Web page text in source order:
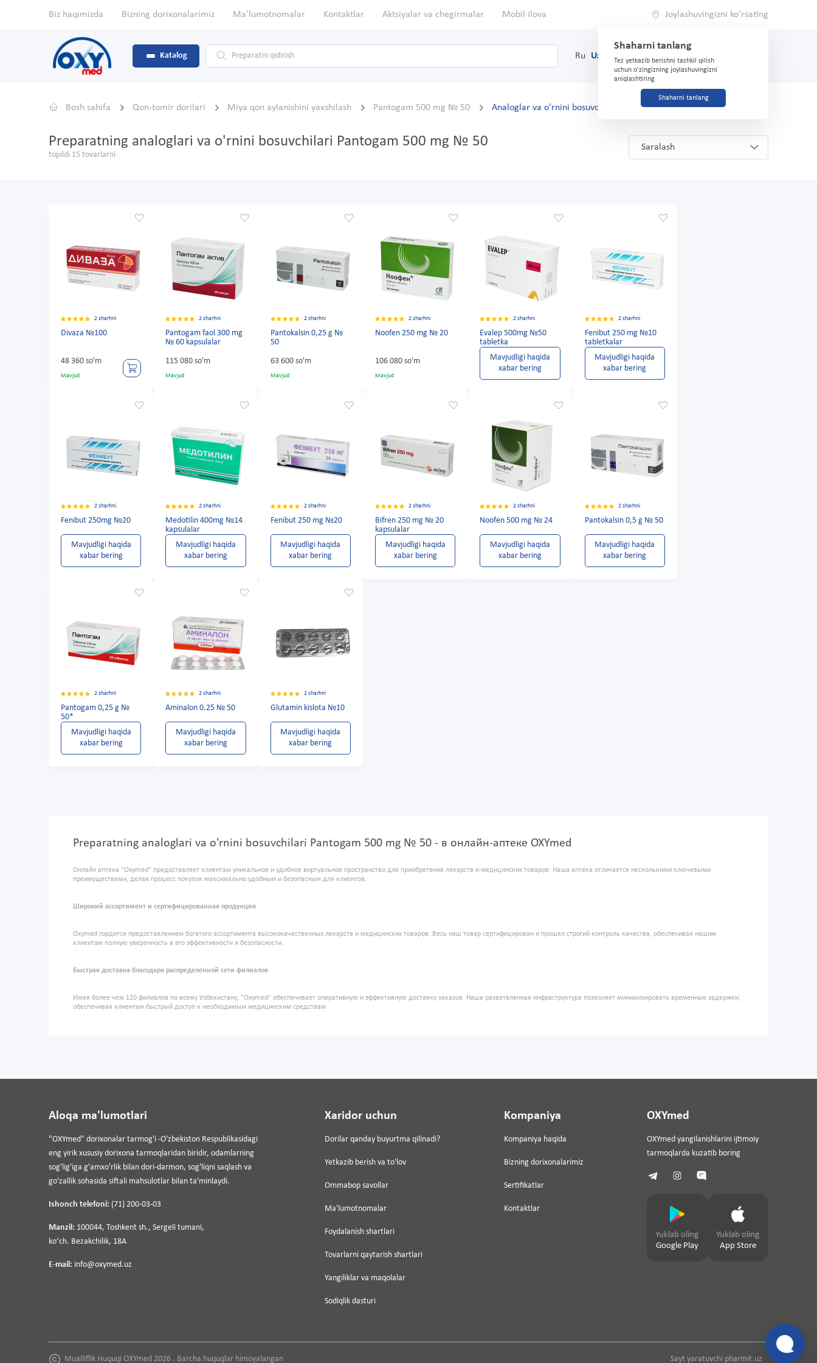
Biz haqimizda Bizning dorixonalarimiz Ma'lumotnomalar Kontaktlar Aktsiyalar va chegirmalar Mobil ilova Joylashuvingizni ko'rsating
Shaharni tanlang
Tez yetkazib berishni tashkil qilish
uchun o'zingizning joylashuvingizni
aniqlashtiring
Shaharni tanlang
Katalog Ru Uz (71) 200-03-03
Bosh sahifa Qon-tomir dorilari Miya qon aylanishini yaxshilash Pantogam 500 mg № 50 Analoglar va o'rnini bosuvchilar
Preparatning analoglari va o'rnini bosuvchilari Pantogam 500 mg № 50
topildi 15 tovarlarni
Saralash
2 sharhni
Divaza №100
48 360 so'm
Mavjud
2 sharhni
Pantogam faol 300 mg
№ 60 kapsulalar
115 080 so'm
Mavjud
2 sharhni
Pantokalsin 0,25 g №
50
63 600 so'm
Mavjud
2 sharhni
Noofen 250 mg № 20
106 080 so'm
Mavjud
2 sharhni
Evalep 500mg №50
tabletka
Mavjudligi haqida
xabar bering
2 sharhni
Fenibut 250 mg №10
tabletkalar
Mavjudligi haqida
xabar bering
2 sharhni
Fenibut 250mg №20
Mavjudligi haqida
xabar bering
2 sharhni
Medotilin 400mg №14
kapsulalar
Mavjudligi haqida
xabar bering
2 sharhni
Fenibut 250 mg №20
Mavjudligi haqida
xabar bering
2 sharhni
Bifren 250 mg № 20
kapsulalar
Mavjudligi haqida
xabar bering
2 sharhni
Noofen 500 mg № 24
Mavjudligi haqida
xabar bering
2 sharhni
Pantokalsin 0,5 g № 50
Mavjudligi haqida
xabar bering
2 sharhni
Pantogam 0,25 g №
50*
Mavjudligi haqida
xabar bering
2 sharhni
Aminalon 0.25 № 50
Mavjudligi haqida
xabar bering
2 sharhni
Glutamin kislota №10
Mavjudligi haqida
xabar bering
Preparatning analoglari va o'rnini bosuvchilari Pantogam 500 mg № 50 - в онлайн-аптеке OXYmed
Онлайн аптека "Oxymed" предоставляет клиентам уникальное и удобное виртуальное пространство для приобретения лекарств и медицинских товаров. Наша аптека отличается несколькими ключевыми
преимуществами, делая процесс покупок максимально удобным и безопасным для клиентов.
Широкий ассортимент и сертифицированная продукция
Oxymed гордится предоставлением богатого ассортимента высококачественных лекарств и медицинских товаров. Весь наш товар сертифицирован и прошел строгий контроль качества, обеспечивая нашим
клиентам полную уверенность в его эффективности и безопасности.
Быстрая доставка благодаря распределенной сети филиалов
Имея более чем 120 филиалов по всему Узбекистану, "Oxymed" обеспечивает оперативную и эффективную доставку заказов. Наша разветвленная инфраструктура позволяет минимизировать временные задержки,
обеспечивая клиентам быстрый доступ к необходимым медицинским средствам
Aloqa ma'lumotlari
"OXYmed" dorixonalar tarmog'i -O'zbekiston Respublikasidagi
eng yirik xususiy dorixona tarmoqlaridan biridir, odamlarning
sog'lig'iga g'amxo'rlik bilan dori-darmon, sog'liqni saqlash va
go'zallik sohasida siftali mahsulotlar bilan ta'minlaydi.
Ishonch telefoni: (71) 200-03-03
Manzil: 100044, Toshkent sh., Sergeli tumani,
koʻch. Bezakchilik, 18A
E-mail: info@oxymed.uz
Xaridor uchun
Dorilar qanday buyurtma qilinadi?
Yetkazib berish va to'lov
Ommabop savollar
Ma'lumotnomalar
Foydalanish shartlari
Tovarlarni qaytarish shartlari
Yangiliklar va maqolalar
Sodiqlik dasturi
Kompaniya
Kompaniya haqida
Bizning dorixonalarimiz
Sertifikatlar
Kontaktlar
OXYmed
OXYmed yangilanishlarini ijtimoiy
tarmoqlarda kuzatib boring
Yuklab oling
Google Play
Yuklab oling
App Store
Mualliflik Huquqi OXYmed 2026 . Barcha huquqlar himoyalangan Sayt yaratuvchi pharmit.uz